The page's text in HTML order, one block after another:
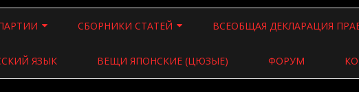
Перейти
к
содержимому
СБОРНИКИ СТАТЕЙ
СТАТЬИ О ВЛАСТИ
ВСЕОБЩАЯ ДЕКЛАРАЦИЯ
ЯЗЫК ВЕЩИ ЯПОНСКИЕ (ЦЮЗЫЕ) ФОРУМ